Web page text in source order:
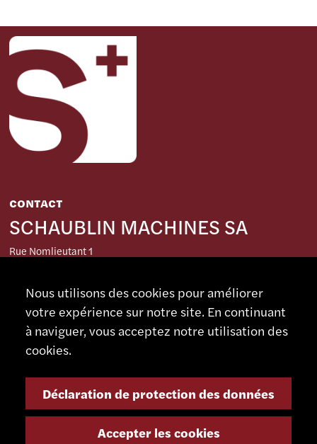
CONTACT
SCHAUBLIN MACHINES SA
Rue Nomlieutant 1
+41 32 491 67 00
info@smsa.ch
Contact
Shop
Nous utilisons des cookies pour améliorer
votre expérience sur notre site. En continuant
à naviguer, vous acceptez notre utilisation des
cookies.
Déclaration de protection des données
Accepter les cookies